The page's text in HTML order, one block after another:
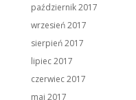
październik 2017
wrzesień 2017
sierpień 2017
lipiec 2017
czerwiec 2017
maj 2017